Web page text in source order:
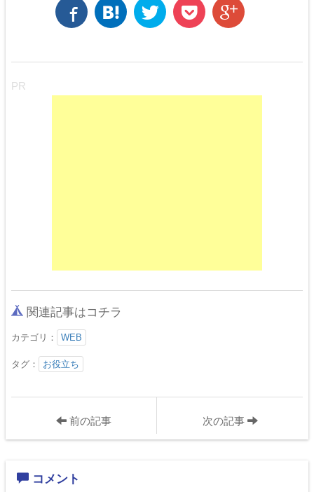
PR
関連記事はコチラ
カテゴリ： WEB
タグ： お役立ち
前の記事 次の記事
コメント